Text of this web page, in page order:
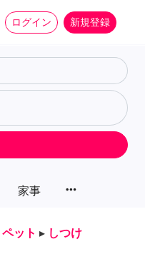
ログイン 新規登録
家事 more_horiz
ペット ▸ しつけ